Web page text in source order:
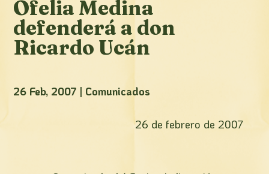
Ofelia Medina
defenderá a don
Ricardo Ucán
26 Feb, 2007 | Comunicados
26 de febrero de 2007